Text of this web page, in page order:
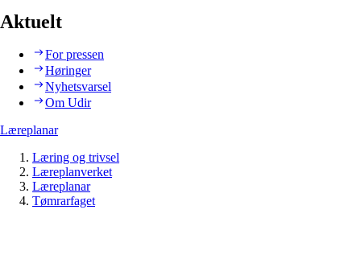
Aktuelt
For pressen
Høringer
Nyhetsvarsel
Om Udir
Læreplanar
Læring og trivsel
Læreplanverket
Læreplanar
Tømrarfaget